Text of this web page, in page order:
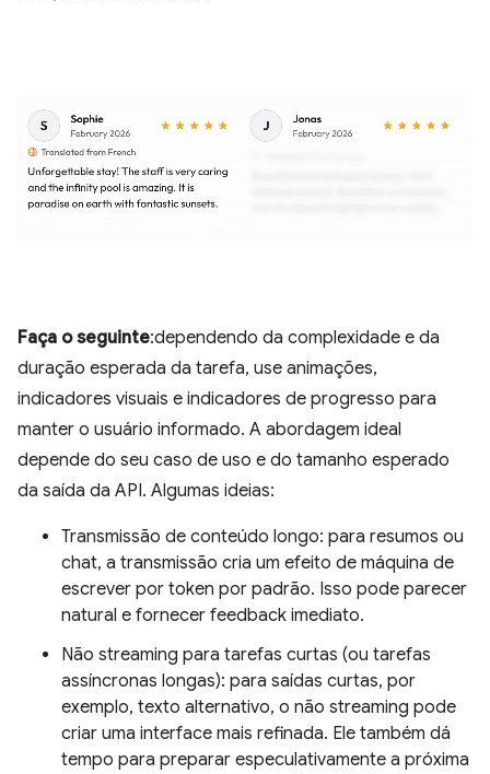
Faça o seguinte:dependendo da complexidade e da
duração esperada da tarefa, use animações,
indicadores visuais e indicadores de progresso para
manter o usuário informado. A abordagem ideal
depende do seu caso de uso e do tamanho esperado
da saída da API. Algumas ideias:
Transmissão de conteúdo longo: para resumos ou
chat, a transmissão cria um efeito de máquina de
escrever por token por padrão. Isso pode parecer
natural e fornecer feedback imediato.
Não streaming para tarefas curtas (ou tarefas
assíncronas longas): para saídas curtas, por
exemplo, texto alternativo, o não streaming pode
criar uma interface mais refinada. Ele também dá
tempo para preparar especulativamente a próxima